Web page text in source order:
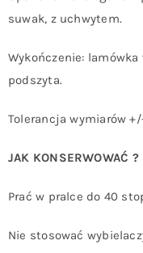
suwak, z uchwytem.
Wykończenie:
podszyta.
Tolerancja wymiarów
JAK KONSERWOWAĆ ?
Prać w pralce do 40
Nie stosować